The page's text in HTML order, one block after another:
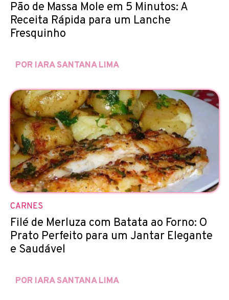
Pão de Massa Mole em 5 Minutos: A
Receita Rápida para um Lanche
Fresquinho
POR IARA SANTANA LIMA
CARNES
Filé de Merluza com Batata ao Forno: O
Prato Perfeito para um Jantar Elegante
e Saudável
POR IARA SANTANA LIMA